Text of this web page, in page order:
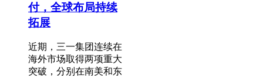
付，全球布局持续
拓展
近期，三一集团连续在
海外市场取得两项重大
突破，分别在南美和东